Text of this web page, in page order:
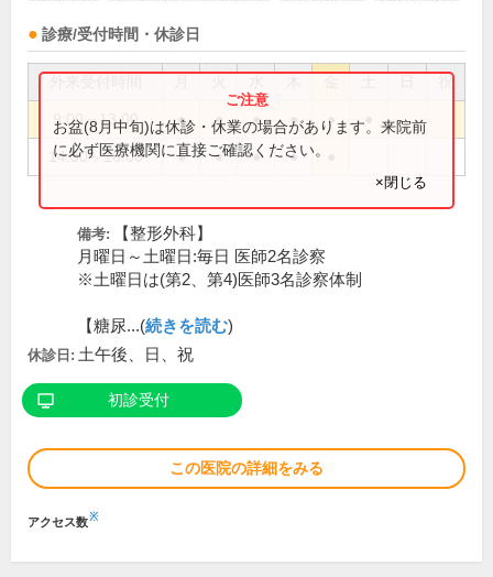
診療/受付時間・休診日
祝
9:00～13:00 ● ● ● ● ●
14:30～18:00 ● ● ● ●
お盆(8月中旬)は休診・休業の場合があります。来院前
に必ず医療機関に直接ご確認ください。
×閉じる
備考:
【整形外科】
月曜日～土曜日:毎日 医師2名診察
※土曜日は(第2、第4)医師3名診察体制
【糖尿...(続きを読む)
休診日: 土午後、日、祝
初診受付
この医院の詳細をみる
アクセス数※